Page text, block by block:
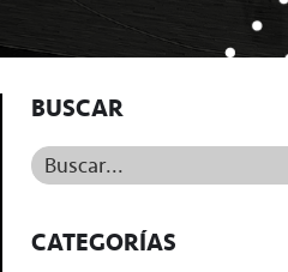
BUSCAR
Buscar...
CATEGORÍAS